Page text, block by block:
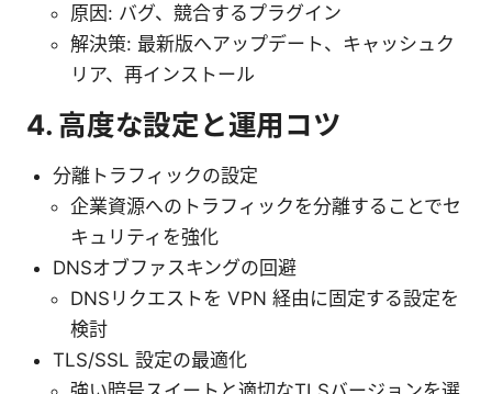
原因: バグ、競合するプラグイン
解決策: 最新版へアップデート、キャッシュク
リア、再インストール
4. 高度な設定と運用コツ
分離トラフィックの設定
企業資源へのトラフィックを分離することでセ
キュリティを強化
DNSオブファスキングの回避
DNSリクエストを VPN 経由に固定する設定を
検討
TLS/SSL 設定の最適化